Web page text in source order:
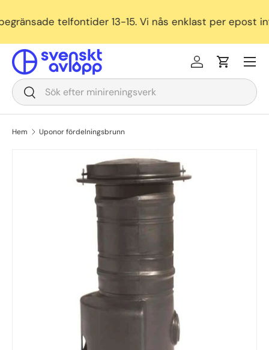
telfontider 13-15. Vi nås enklast per epost
Sök
Sök
Logga inVarukorg
Meny
Hem Uponor fördelningsbrunn